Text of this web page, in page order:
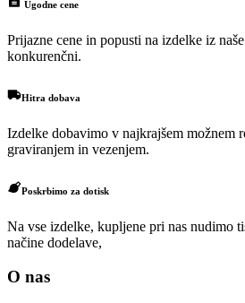
Ugodne cene
Prijazne cene in popusti na izdelke iz
konkurenčni.
Hitra dobava
Izdelke dobavimo v najkrajšem možnem
graviranjem in vezenjem.
Poskrbimo za dotisk
Na vse izdelke, kupljene pri nas nudimo
načine dodelave,
O nas